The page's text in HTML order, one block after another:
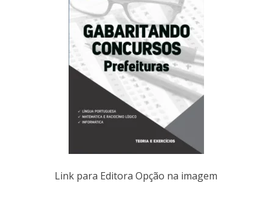
Link para Editora Opção na imagem